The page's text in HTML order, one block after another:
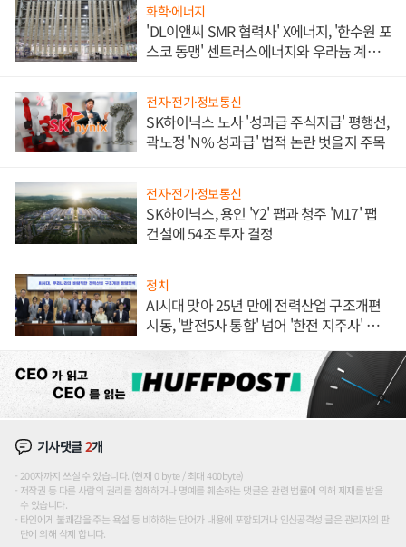
화학·에너지
'DL이앤씨 SMR 협력사' X에너지, '한수원 포
스코 동맹' 센트러스에너지와 우라늄 계약
전자·전기·정보통신
SK하이닉스 노사 '성과급 주식지급' 평행선,
곽노정 'N% 성과급' 법적 논란 벗을지 주목
전자·전기·정보통신
SK하이닉스, 용인 'Y2' 팹과 청주 'M17' 팹
건설에 54조 투자 결정
정치
AI시대 맞아 25년 만에 전력산업 구조개편
시동, '발전5사 통합' 넘어 '한전 지주사' 재편
기사댓글2개
200자까지 쓰실 수 있습니다. (현재 0 byte / 최대 400byte)
저작권 등 다른 사람의 권리를 침해하거나 명예를 훼손하는 댓글은 관련 법률에 의해 제재를 받을
수 있습니다.
타인에게 불쾌감을 주는 욕설 등 비하하는 단어가 내용에 포함되거나 인신공격성 글은 관리자의 판
단에 의해 삭제 합니다.